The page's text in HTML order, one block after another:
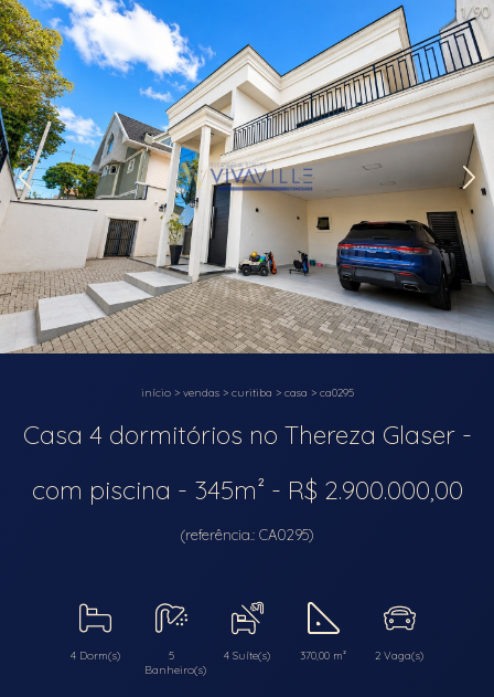
1/90
início> vendas> curitiba > casa > ca0295
Casa 4 dormitórios no Thereza Glaser -
com piscina - 345m² - R$ 2.900.000,00
(referência.: CA0295)
4 Dorm(s)
5
Banheiro(s)
4 Suíte(s) 370,00 m² 2 Vaga(s)